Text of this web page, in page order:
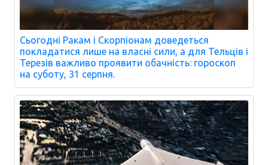
Сьогодні Ракам і Скорпіонам доведеться
покладатися лише на власні сили, а для Тельців і
Терезів важливо проявити обачність: гороскоп
на суботу, 31 серпня.